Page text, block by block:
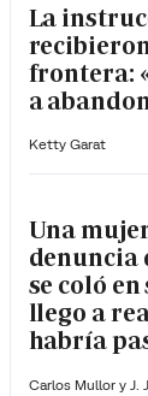
La
frontera:
a
Ketty Garat
Una
denuncia
se coló en
llego a
habría
Carlos Mullor y J.